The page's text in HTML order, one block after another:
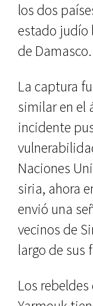
los dos
estado judío
de Damasco.
La captura
similar en el
incidente
Naciones
siria, ahora
envió una
vecinos de
largo de sus
Los